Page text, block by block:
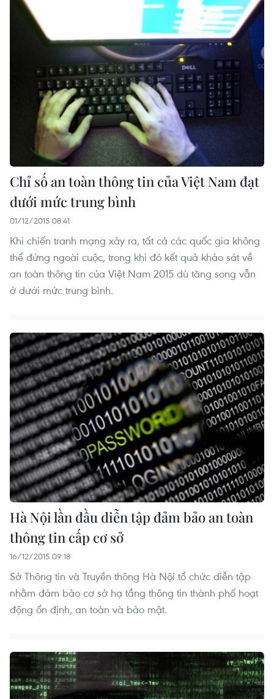
Chỉ số an toàn thông tin của Việt Nam đạt
dưới mức trung bình
01/12/2015 08:41
Khi chiến tranh mạng xảy ra, tất cả các quốc gia không
thể đứng ngoài cuộc, trong khi đó kết quả khảo sát về
an toàn thông tin của Việt Nam 2015 dù tăng song vẫn
ở dưới mức trung bình.
Hà Nội lần đầu diễn tập đảm bảo an toàn
thông tin cấp cơ sở
16/12/2015 09:18
Sở Thông tin và Truyền thông Hà Nội tổ chức diễn tập
nhằm đảm bảo cơ sở hạ tầng thông tin thành phố hoạt
động ổn định, an toàn và bảo mật.